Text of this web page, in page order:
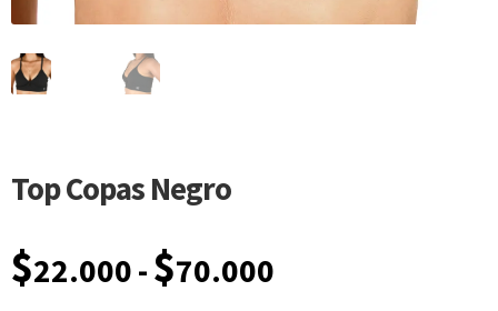
Top Copas Negro
$22.000-$70.000